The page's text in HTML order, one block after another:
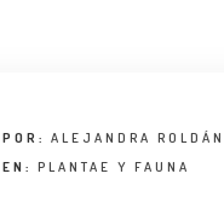
POR: ALEJANDRA
EN: PLANTAE Y FAUNA